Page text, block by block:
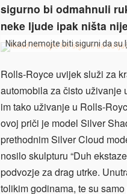
sigurno bi odmahnuli
neke ljude ipak ništa
Nikad nemojte biti sigurni da su
Rolls-Royce uvijek služi za
automobila za čisto uživanje
im tako uživanje u Rolls-
ovoj priči je model Silver
prethodnim Silver Cloud
nosilo skulpturu “Duh
podvozje za drag utrke.
tolikim godinama, te su